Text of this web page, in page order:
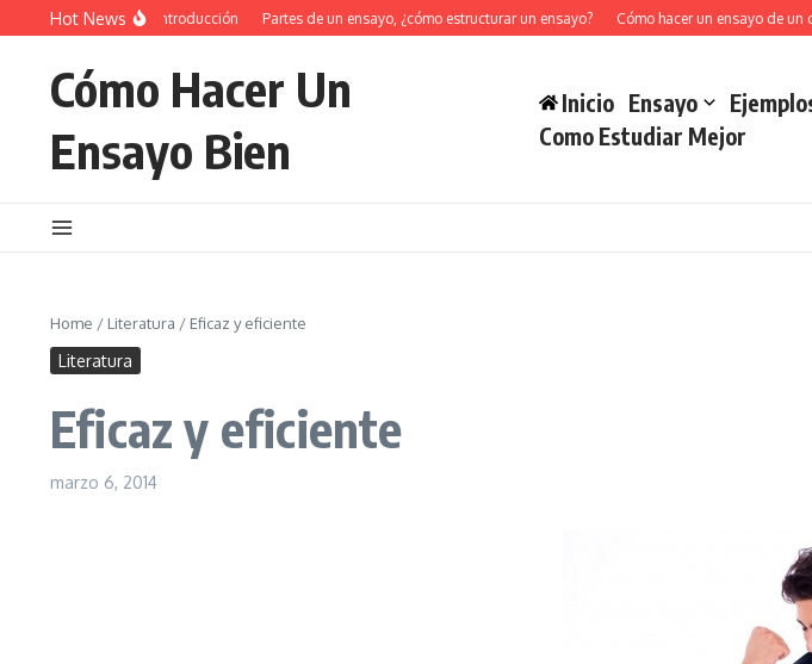
Saltar al contenido
Hot News
34 Ejemplos de introducción Partes de un ensayo, ¿cómo estructurar un ensayo? Cómo hacer un ensayo de un
Cómo Hacer Un
Ensayo Bien
Inicio Ensayo
Como Estudiar Mejor
Home / Literatura / Eficaz y eficiente
Literatura
Eficaz y eficiente
marzo 6, 2014